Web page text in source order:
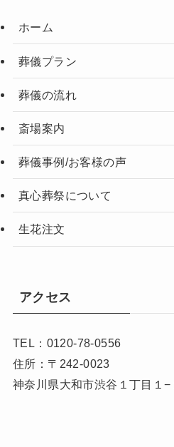
ホーム
葬儀プラン
葬儀の流れ
斎場案内
葬儀事例/お客様の声
真心葬祭について
生花注文
アクセス
TEL：0120-78-0556
住所：〒242-0023
神奈川県大和市渋谷１丁目１−